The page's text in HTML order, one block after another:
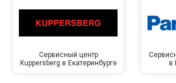
Сервисный центр
Kuppersberg в Екатеринбурге
в